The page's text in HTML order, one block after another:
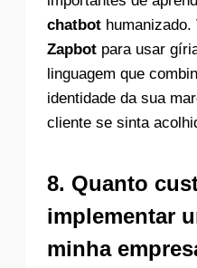
chatbot
Zapbot para usar
linguagem que
identidade da sua
cliente se sinta
8. Quanto
implementar
minha